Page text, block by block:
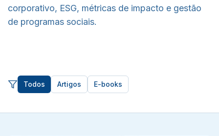
corporativo, ESG, métricas de impacto e gestão
de programas sociais.
Todos Artigos E-books